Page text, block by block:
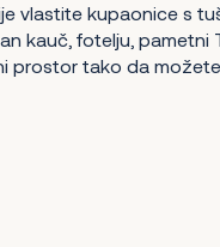
vlastite kupaonice s
kauč, fotelju, pametni
prostor tako da